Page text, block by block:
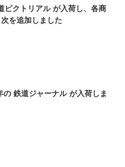
ピクトリアル が入荷し、各商
を追加しました
の 鉄道ジャーナル が入荷しま